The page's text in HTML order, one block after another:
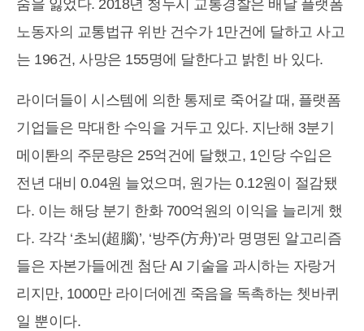
숨을 잃었다. 2018년 청두시 교통경찰은 배달 플랫폼
노동자의 교통법규 위반 건수가 1만건에 달하고 사고
는 196건, 사망은 155명에 달한다고 밝힌 바 있다.
라이더들이 시스템에 의한 통제로 죽어갈 때, 플랫폼
기업들은 막대한 수익을 거두고 있다. 지난해 3분기
메이퇀의 주문량은 25억건에 달했고, 1인당 수입은
전년 대비 0.04원 늘었으며, 원가는 0.12원이 절감됐
다. 이는 해당 분기 한화 700억원의 이익을 늘리게 했
다. 각각 ‘초뇌(超腦)’, ‘방주(方舟)’라 명명된 알고리즘
들은 자본가들에겐 첨단 AI 기술을 과시하는 자랑거
리지만, 1000만 라이더에겐 죽음을 독촉하는 쳇바퀴
일 뿐이다.